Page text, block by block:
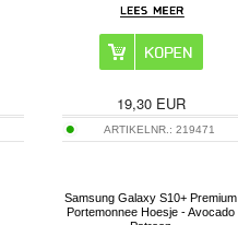
19,30EUR
ARTIKELNR.: 219471
Samsung Galaxy S10+ Premium
Portemonnee Hoesje - Avocado